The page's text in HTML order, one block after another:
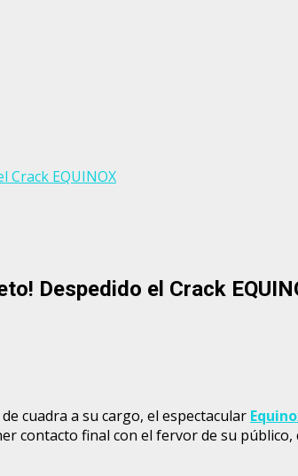
Crack EQUINOX
Despedido el Crack
cuadra a su cargo, el espectacular
contacto final con el fervor de su